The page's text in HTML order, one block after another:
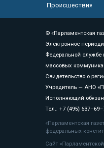
Происшествия
© «Парламентская
Электронное
Федеральной службе
массовых
Свидетельство о
Учредитель — АНО
Исполняющий
Тел.: +7 (495)
«Парламентская
федеральных
Сайт